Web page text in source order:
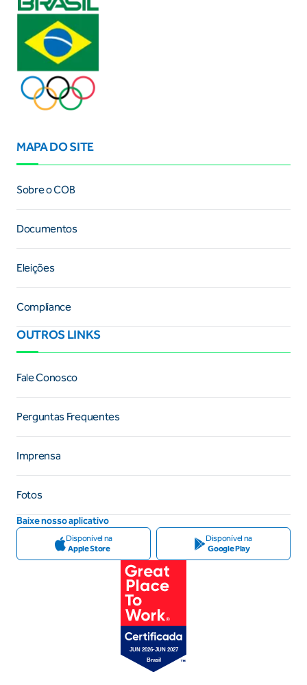
MAPA DO SITE
Sobre o COB
Documentos
Eleições
Compliance
OUTROS LINKS
Fale Conosco
Perguntas Frequentes
Imprensa
Fotos
Baixe nosso aplicativo
Disponível na
Apple Store
Disponível na
Google Play